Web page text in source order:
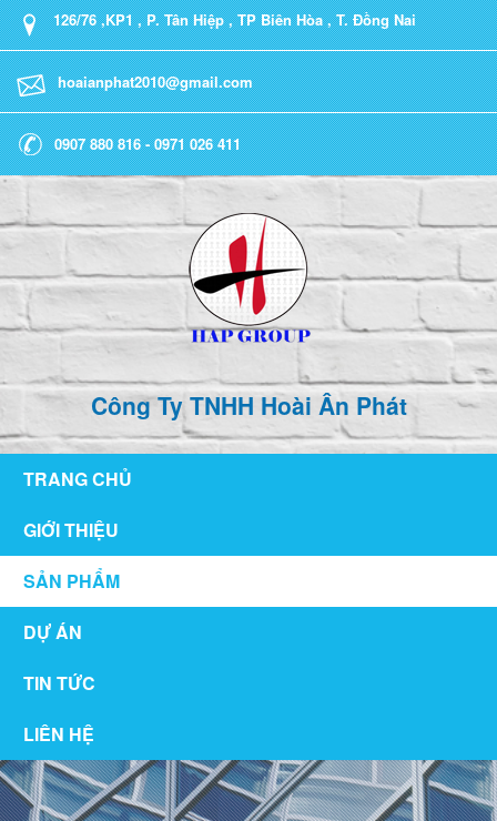
126/76 ,KP1 , P. Tân Hiệp , TP Biên Hòa , T. Đồng Nai
hoaianphat2010@gmail.com
0907 880 816 - 0971 026 411
Công Ty TNHH Hoài Ân Phát
TRANG CHỦ
GIỚI THIỆU
SẢN PHẨM
DỰ ÁN
TIN TỨC
LIÊN HỆ